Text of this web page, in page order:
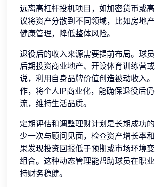
远离高杠杆投机项目，如加密货币或
议将资产分散到不同领域，比如房地
健康管理，降低整体风险。
退役后的收入来源需要提前布局。球
后期投资商业地产、开设体育训练营
说，利用自身品牌价值创造被动收入
作，将个人IP商业化，能确保退役后
流，维持生活品质。
定期评估和调整理财计划是长期成功
少一次与顾问见面，检查资产增长率
果发现投资回报低于预期或市场环境
组合。这种动态管理能帮助球员在职
持财务稳健。